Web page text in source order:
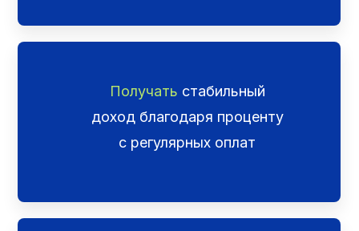
Получать стабильный
доход благодаря проценту
с регулярных оплат